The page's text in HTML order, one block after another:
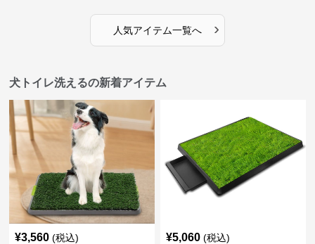
人気アイテム一覧へ ›
犬トイレ洗えるの新着アイテム
¥3,560 (税込) ¥5,060 (税込)